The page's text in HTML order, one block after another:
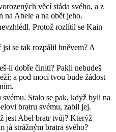
věcí stáda svého, a z
Abele a na obět jeho.
Protož rozlítil se Kain
se tak rozpálil hněvem? A
li dobře činiti? Pakli nebudeš
a pod mocí tvou bude žádost
Stalo se pak, když byli na
bratru svému, zabil jej.
jest Abel bratr tvůj? Kterýž
já strážným bratra svého?